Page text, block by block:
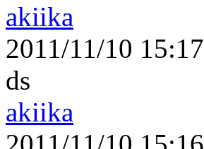
akiika
2011/11/10 15:17
ds
akiika